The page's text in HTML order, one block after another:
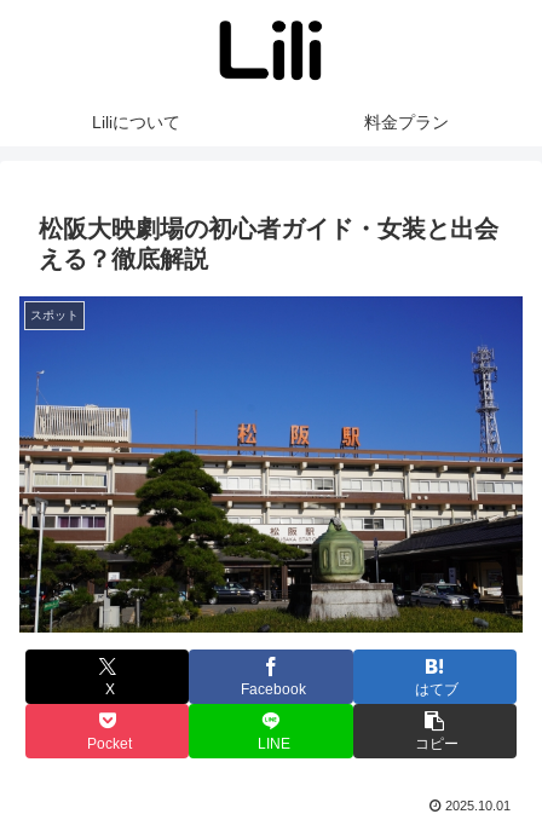
Liliについて 料金プラン
松阪大映劇場の初心者ガイド・女装と出会
える？徹底解説
スポット
X Facebook はてブ
Pocket LINE コピー
2025.10.01